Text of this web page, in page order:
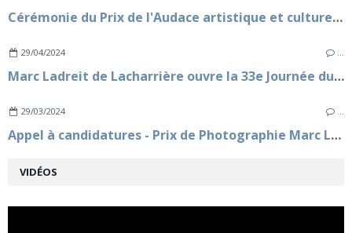
Cérémonie du Prix de l'Audace artistique et culturelle 2024
29/04/2024
Marc Ladreit de Lacharrière ouvre la 33e Journée du Livre Politique à l'Assemblée nationale
29/03/2024
Appel à candidatures - Prix de Photographie Marc Ladreit de Lacharrière - Académie des beaux-arts - 15e édition
VIDÉOS